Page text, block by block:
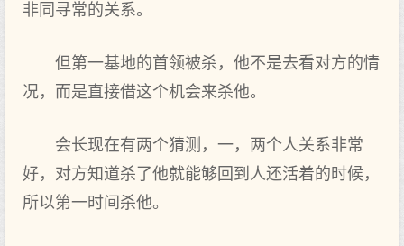
非同寻常的关系。
但第一基地的首领被杀，他不是去看对方的情
况，而是直接借这个机会来杀他。
会长现在有两个猜测，一，两个人关系非常
好，对方知道杀了他就能够回到人还活着的时候，
所以第一时间杀他。